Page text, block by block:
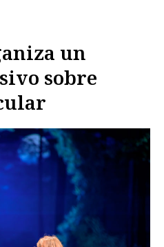
un
sobre